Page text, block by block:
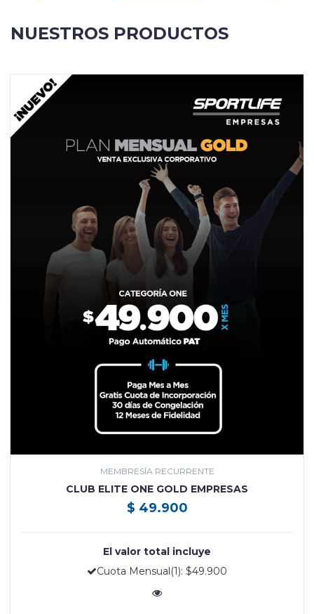
NUESTROS PRODUCTOS
MEMBRESÍA RECURRENTE
CLUB ELITE ONE GOLD EMPRESAS
$ 49.900
El valor total incluye
Cuota Mensual(1): $49.900
SELECCIONE SEDE